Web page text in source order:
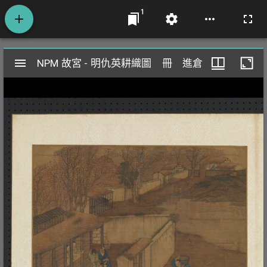
1
Mirador
閱
覽
器
NPM 故宮 - 明仇英耕織圖 冊 進倉
NPM 故宮 - 明仇英耕織圖 冊 進倉